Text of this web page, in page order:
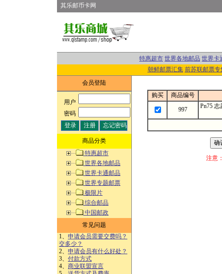
其乐邮币卡网
特惠超市 世界各地邮品 世界卡
朝鲜邮票汇集 前苏联邮票专
会员登陆
用户:
密码:
商品分类
特惠超市
世界各地邮品
世界卡通邮品
世界专题邮票
极限片
综合邮品
中国邮政
常见问题
1、 申请会员需要交费吗？
交多少？
2、 申请会员有什么好处？
3、 付款方式
4、 商业联盟宣言
购买 商品编号
997 Pn75
注意